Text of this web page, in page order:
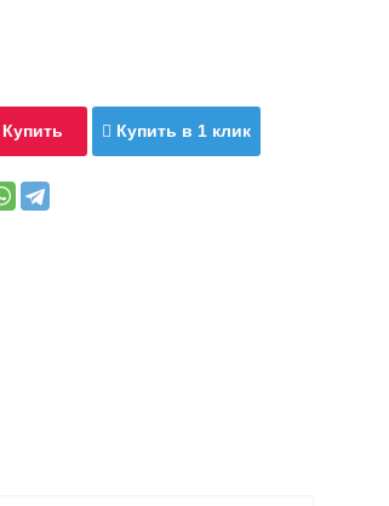
Купить Купить в 1 клик